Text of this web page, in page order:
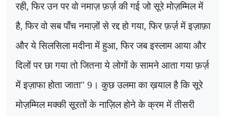
रही,फिर उन पर वो नमाज़ फ़र्ज़ की गई जो सूरे मोज़म्मिल में
है, फिर वो सब पाँच नमाज़ों से रद्द हो गया,फिर फ़र्ज़ में इज़ाफ़ा
और ये सिलसिला मदीना में हुआ,फिर जब इस्लाम आया और
दिलों पर छा गया तो जितना ये लोगों के सामने आता गया फ़र्ज़
में इज़ाफा होता जाता" 9 । कुछ उलमा का ख़याल है कि सूरे
मोज़म्मिल मक्की सूरतों के नाज़िल होने के क्रम में तीसरी